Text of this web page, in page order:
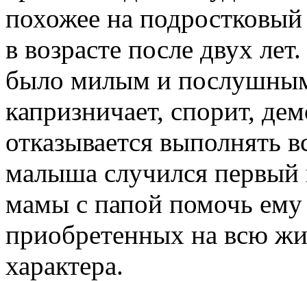
похожее на
в возрасте после двух
было милым и
капризничает, спорит,
отказывается выполнять
малыша случился первый
мамы с папой помочь ему
приобретенных на всю
характера.